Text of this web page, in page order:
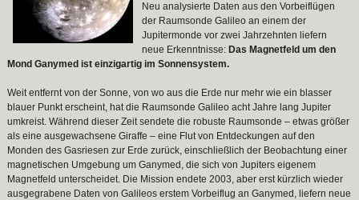
Neu analysierte Daten aus den Vorbeiflügen
der Raumsonde Galileo an einem der
Jupitermonde vor zwei Jahrzehnten liefern
neue Erkenntnisse: Das Magnetfeld um den
Mond Ganymed ist einzigartig im Sonnensystem.
Weit entfernt von der Sonne, von wo aus die Erde nur mehr wie ein blasser
blauer Punkt erscheint, hat die Raumsonde Galileo acht Jahre lang Jupiter
umkreist. Während dieser Zeit sendete die robuste Raumsonde – etwas größer
als eine ausgewachsene Giraffe – eine Flut von Entdeckungen auf den
Monden des Gasriesen zur Erde zurück, einschließlich der Beobachtung einer
magnetischen Umgebung um Ganymed, die sich von Jupiters eigenem
Magnetfeld unterscheidet. Die Mission endete 2003, aber erst kürzlich wieder
ausgegrabene Daten von Galileos erstem Vorbeiflug an Ganymed, liefern neue